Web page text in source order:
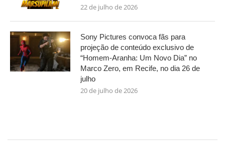
22 de julho de 2026
Sony Pictures convoca fãs para
projeção de conteúdo exclusivo de
“Homem-Aranha: Um Novo Dia” no
Marco Zero, em Recife, no dia 26 de
julho
20 de julho de 2026